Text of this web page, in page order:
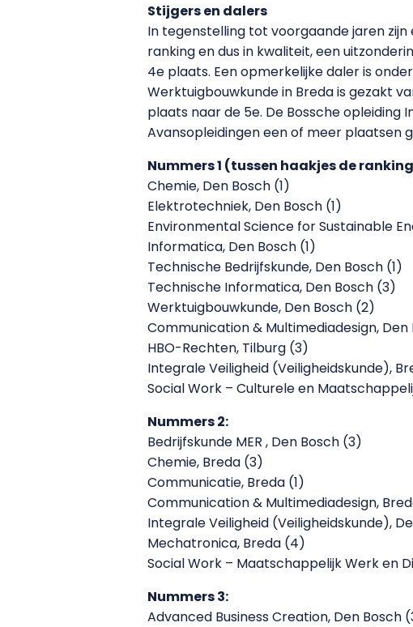
Stijgers en dalers
In tegenstelling tot voorgaande jaren
ranking en dus in kwaliteit, een
4e plaats. Een opmerkelijke daler is
Werktuigbouwkunde in Breda is gezakt
plaats naar de 5e. De Bossche opleiding
Avansopleidingen een of meer plaatsen
Nummers 1 (tussen haakjes de
Chemie, Den Bosch (1)
Elektrotechniek, Den Bosch (1)
Environmental Science for Sustainable
Informatica, Den Bosch (1)
Technische Bedrijfskunde, Den Bosch (1)
Technische Informatica, Den Bosch (3)
Werktuigbouwkunde, Den Bosch (2)
Communication & Multimediadesign, Den
HBO-Rechten, Tilburg (3)
Integrale Veiligheid (Veiligheidskunde),
Social Work – Culturele en
Nummers 2:
Bedrijfskunde MER , Den Bosch (3)
Chemie, Breda (3)
Communicatie, Breda (1)
Communication & Multimediadesign,
Integrale Veiligheid (Veiligheidskunde),
Mechatronica, Breda (4)
Social Work – Maatschappelijk Werk en
Nummers 3:
Advanced Business Creation, Den Bosch